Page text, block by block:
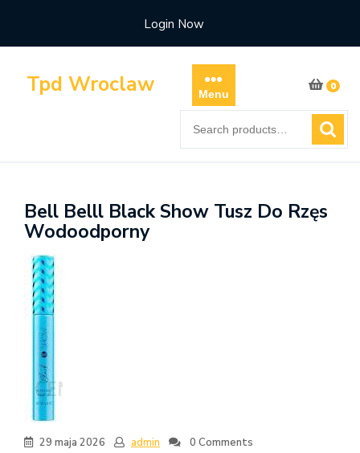
content
Login Now
Tpd Wroclaw Menu
0
for:
Bell Belll Black Show Tusz Do Rzęs
Wodoodporny
29 maja 2026 admin 0 Comments